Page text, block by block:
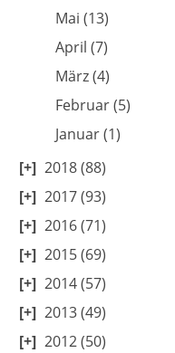
Mai (13)
April (7)
März(4)
Februar(5)
Januar(1)
2018(88)
2017(93)
2016(71)
2015(69)
2014(57)
2013(49)
2012(50)